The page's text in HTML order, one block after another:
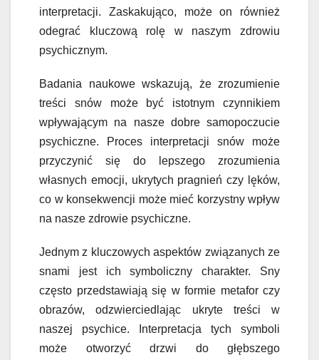
interpretacji. Zaskakująco, może on również
odegrać kluczową rolę w naszym zdrowiu
psychicznym.
Badania naukowe wskazują, że zrozumienie
treści snów może być istotnym czynnikiem
wpływającym na nasze dobre samopoczucie
psychiczne. Proces interpretacji snów może
przyczynić się do lepszego zrozumienia
własnych emocji, ukrytych pragnień czy lęków,
co w konsekwencji może mieć korzystny wpływ
na nasze zdrowie psychiczne.
Jednym z kluczowych aspektów związanych ze
snami jest ich symboliczny charakter. Sny
często przedstawiają się w formie metafor czy
obrazów, odzwierciedlając ukryte treści w
naszej psychice. Interpretacja tych symboli
może otworzyć drzwi do głębszego